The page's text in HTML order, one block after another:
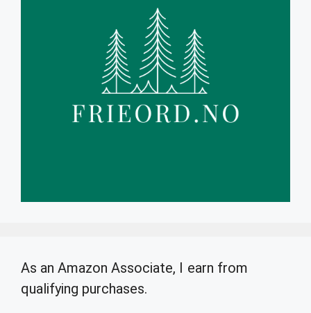
As an Amazon Associate, I earn from
qualifying purchases.